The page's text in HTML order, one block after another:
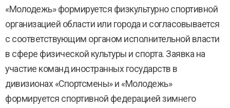
«Молодежь» формируется физкультурно спортивной
организацией области или города и согласовывается
с соответствующим органом исполнительной власти
в сфере физической культуры и спорта. Заявка на
участие команд иностранных государств в
дивизионах «Спортсмены» и «Молодежь»
формируется спортивной федерацией зимнего